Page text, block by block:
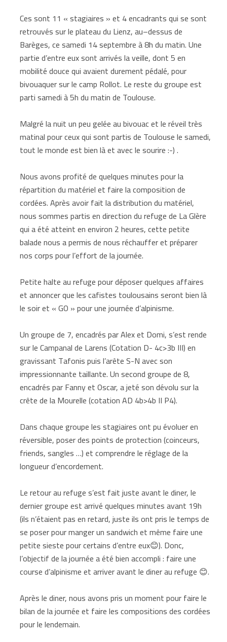
Ces sont 11 « stagiaires » et 4 encadrants qui se sont
retrouvés sur le plateau du Lienz, au–dessus de
Barèges, ce samedi 14 septembre à 8h du matin. Une
partie d’entre eux sont arrivés la veille, dont 5 en
mobilité douce qui avaient durement pédalé, pour
bivouaquer sur le camp Rollot. Le reste du groupe est
parti samedi à 5h du matin de Toulouse.
Malgré la nuit un peu gelée au bivouac et le réveil très
matinal pour ceux qui sont partis de Toulouse le samedi,
tout le monde est bien là et avec le sourire :-) .
Nous avons profité de quelques minutes pour la
répartition du matériel et faire la composition de
cordées. Après avoir fait la distribution du matériel,
nous sommes partis en direction du refuge de La Glère
qui a été atteint en environ 2 heures, cette petite
balade nous a permis de nous réchauffer et préparer
nos corps pour l’effort de la journée.
Petite halte au refuge pour déposer quelques affaires
et annoncer que les cafistes toulousains seront bien là
le soir et « GO » pour une journée d’alpinisme.
Un groupe de 7, encadrés par Alex et Domi, s’est rende
sur le Campanal de Larens (Cotation D- 4c>3b III) en
gravissant Tafonis puis l’arête S-N avec son
impressionnante taillante. Un second groupe de 8,
encadrés par Fanny et Oscar, a jeté son dévolu sur la
crête de la Mourelle (cotation AD 4b>4b II P4).
Dans chaque groupe les stagiaires ont pu évoluer en
réversible, poser des points de protection (coinceurs,
friends, sangles …) et comprendre le réglage de la
longueur d’encordement.
Le retour au refuge s’est fait juste avant le diner, le
dernier groupe est arrivé quelques minutes avant 19h
(ils n’étaient pas en retard, juste ils ont pris le temps de
se poser pour manger un sandwich et même faire une
petite sieste pour certains d’entre eux😊). Donc,
l’objectif de la journée a été bien accompli : faire une
course d’alpinisme et arriver avant le diner au refuge 😊.
Après le diner, nous avons pris un moment pour faire le
bilan de la journée et faire les compositions des cordées
pour le lendemain.